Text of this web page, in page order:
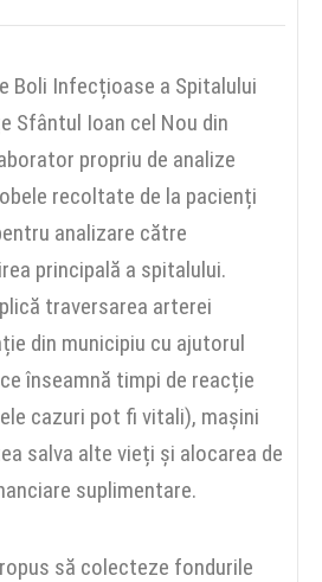
Boli Infecțioase a Spitalului
Sfântul Ioan cel Nou din
propriu de analize
recoltate de la pacienți
analizare către
principală a spitalului.
traversarea arterei
din municipiu cu ajutorul
înseamnă timpi de reacție
cazuri pot fi vitali), mașini
salva alte vieți și alocarea de
suplimentare.
să colecteze fondurile